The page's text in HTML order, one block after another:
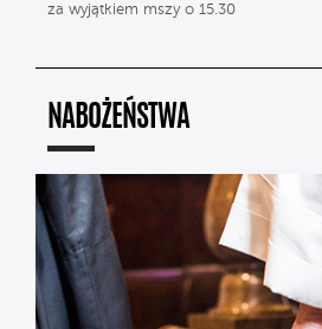
za wyjątkiem mszy o 15.30
NABOŻEŃSTWA